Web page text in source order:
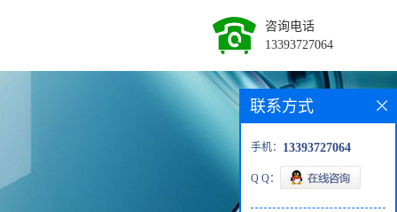
咨询电话
13393727064
联系方式
手机： 13393727064
Q Q：